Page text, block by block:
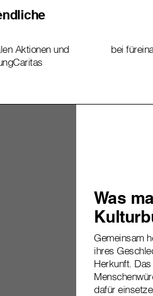
Aktionen und
bei
Was
Gemeinsam
ihres
Herkunft.
dafür